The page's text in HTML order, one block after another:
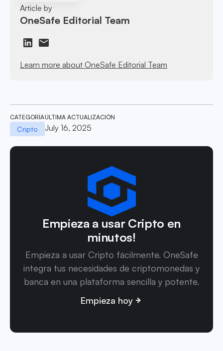
Article by
OneSafe Editorial Team
Learn more about OneSafe Editorial Team
CATEGORÍA
Cripto
ÚLTIMA ACTUALIZACIÓN
July 16, 2025
Empieza a usar Cripto en
minutos!
Empieza a usar Cripto fácilmente. OneSafe
integra tus necesidades de criptomonedas y
banca en una plataforma sencilla y potente.
Empieza hoy